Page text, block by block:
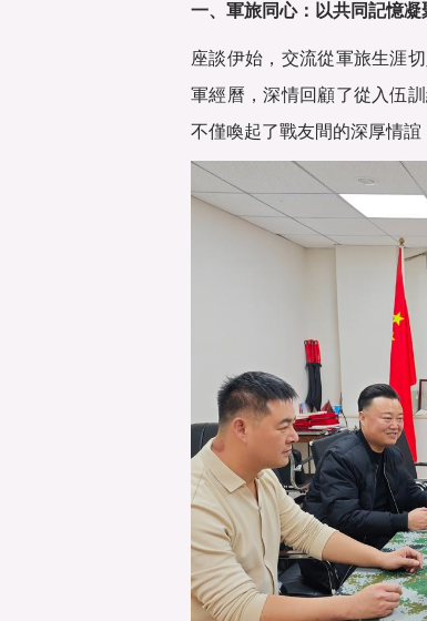
一、軍旅同心：以共同記憶凝
座談伊始，交流從軍旅生涯
軍經曆，深情回顧了從入伍
不僅喚起了戰友間的深厚情誼